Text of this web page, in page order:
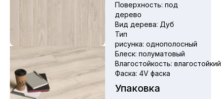
Поверхность:под
дерево
Вид дерева: Дуб
Тип
рисунка:однополосный
Блеск:полуматовый
Влагостойкость:влагостойкий
Фаска:4V фаска
Упаковка